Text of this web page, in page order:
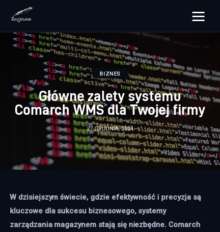
rozpisane.pl
Lifestyle
Zdrowie
Uroda
Dom i ogród
Więcej
BIZNES
Główne zalety systemu
Comarch WMS dla Twojej firmy
27 GRUDNIA, 2024
W dzisiejszym świecie, gdzie efektywność i precyzja są
kluczowe dla sukcesu biznesowego, systemy
zarządzania magazynem stają się niezbędne. Comarch